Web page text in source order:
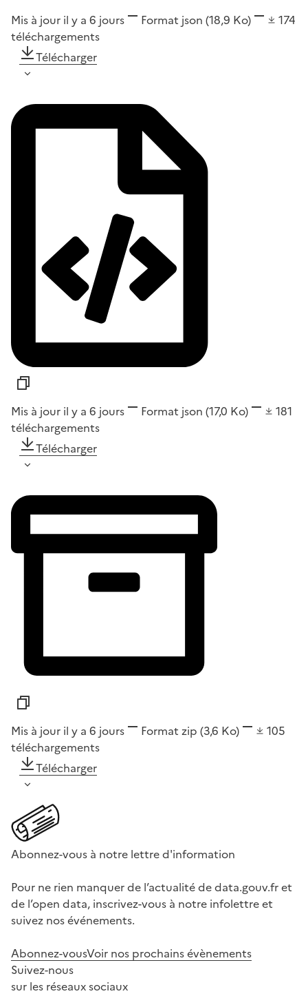
Mis à jour il y a 6 jours Format json (18,9 Ko)
174
téléchargements
Télécharger
Mis à jour il y a 6 jours Format json (17,0 Ko)
181
téléchargements
Télécharger
Mis à jour il y a 6 jours Format zip (3,6 Ko)
105
téléchargements
Télécharger
Abonnez-vous à notre lettre d'information
Pour ne rien manquer de l’actualité de data.gouv.fr et
de l’open data, inscrivez-vous à notre infolettre et
suivez nos événements.
Abonnez-vousVoir nos prochains évènements
Suivez-nous
sur les réseaux sociaux